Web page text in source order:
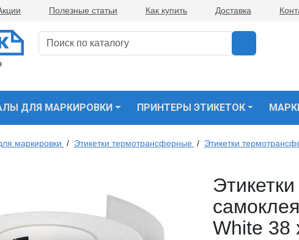
Полезные статьи Как купить Доставка
ДЛЯ МАРКИРОВКИ ПРИНТЕРЫ ЭТИКЕТОК
маркировки / Этикетки термотрансферные / Этикетки
White 38